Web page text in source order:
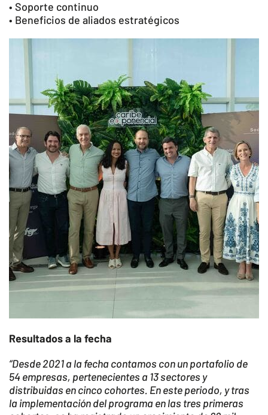
• Soporte continuo
• Beneficios de aliados estratégicos
Resultados a la fecha
“Desde 2021 a la fecha contamos con un portafolio de
54 empresas, pertenecientes a 13 sectores y
distribuidas en cinco cohortes. En este periodo, y tras
la implementación del programa en las tres primeras